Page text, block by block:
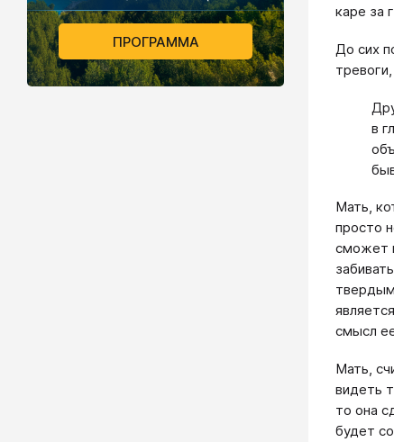
каре за
До сих
в
Мать,
просто
сможет
смысл
Мать,
видеть
то она
будет
ПРОГРАММА